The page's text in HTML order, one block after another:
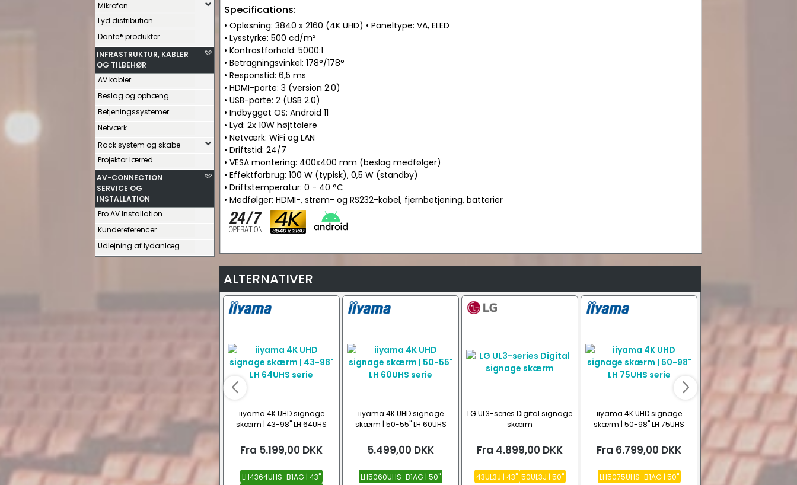
Mikrofon
Lyd distribution
Dante® produkter
INFRASTRUKTUR, KABLER
OG TILBEHØR
AV kabler
Beslag og ophæng
Betjeningssystemer
Netværk
Rack system og skabe
Projektor lærred
AV-CONNECTION
SERVICE OG
INSTALLATION
Pro AV Installation
Kundereferencer
Udlejning af lydanlæg
Specifications:
• Opløsning: 3840 x 2160 (4K UHD) • Paneltype: VA, ELED
• Lysstyrke: 500 cd/m²
• Kontrastforhold: 5000:1
• Betragningsvinkel: 178°/178°
• Responstid: 6,5 ms
• HDMI-porte: 3 (version 2.0)
• USB-porte: 2 (USB 2.0)
• Indbygget OS: Android 11
• Lyd: 2x 10W højttalere
• Netværk: WiFi og LAN
• Driftstid: 24/7
• VESA montering: 400x400 mm (beslag medfølger)
• Effektforbrug: 100 W (typisk), 0,5 W (standby)
• Driftstemperatur: 0 - 40 °C
• Medfølger: HDMI-, strøm- og RS232-kabel, fjernbetjening, batterier
ALTERNATIVER
iiyama 4K UHD signage
skærm | 43-98" LH 64UHS
Fra 5.199,00 DKK
LH4364UHS-B1AG | 43"
iiyama 4K UHD signage
skærm | 50-55" LH 60UHS
5.499,00 DKK
LH5060UHS-B1AG | 50"
LG UL3-series Digital signage
skærm
Fra 4.899,00 DKK
43UL3J | 43" 50UL3J | 50"
iiyama 4K UHD signage
skærm | 50-98" LH 75UHS
Fra 6.799,00 DKK
LH5075UHS-B1AG | 50"
signage skærm | 55-
Fra 10.599,00
N3651K | 65"